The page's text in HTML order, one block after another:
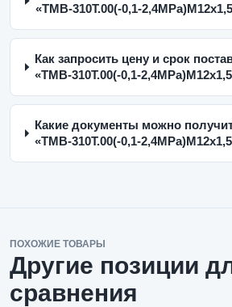
«ТМВ-310Т.00(-0,1-
Как запросить цену и срок
«ТМВ-310Т.00(-0,1-
Какие документы можно
«ТМВ-310Т.00(-0,1-
ПОХОЖИЕ ТОВАРЫ
Другие позиции
сравнения